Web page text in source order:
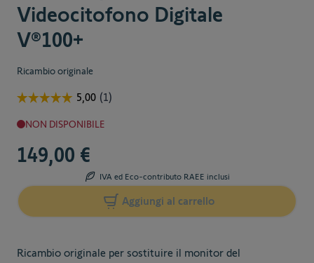
Videocitofono Digitale
V®100+
Ricambio originale
NON DISPONIBILE
149,00 €
IVA ed Eco-contributo RAEE inclusi
Aggiungi al carrello
Ricambio originale per sostituire il monitor del